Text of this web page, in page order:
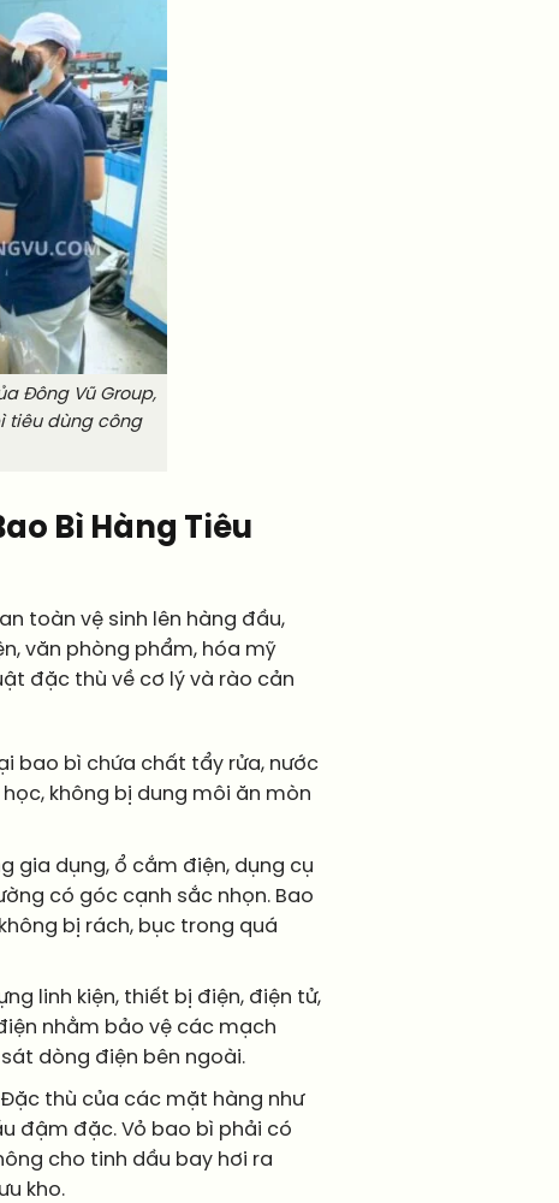
Đông Vũ Group,
tiêu dùng công
Bì Hàng Tiêu
toàn vệ sinh lên hàng đầu,
văn phòng phẩm, hóa mỹ
đặc thù về cơ lý và rào cản
bao bì chứa chất tẩy rửa, nước
không bị dung môi ăn mòn
gia dụng, ổ cắm điện, dụng cụ
có góc cạnh sắc nhọn. Bao
bị rách, bục trong quá
linh kiện, thiết bị điện, điện tử,
nhằm bảo vệ các mạch
dòng điện bên ngoài.
Đặc thù của các mặt hàng như
đậm đặc. Vỏ bao bì phải có
cho tinh dầu bay hơi ra
kho.